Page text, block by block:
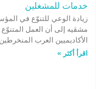
خدمات للمشغلين
زيادة الوعي للتنوّع في
مشڤيه إلى أن العمل
الأكاديميين العرب
اقرأ أكثر »